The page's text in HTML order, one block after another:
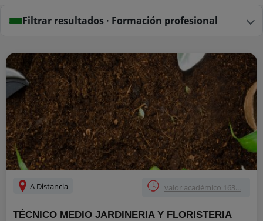
Filtrar resultados · Formación profesional
A Distancia valor académico 163...
TÉCNICO MEDIO JARDINERIA Y FLORISTERIA